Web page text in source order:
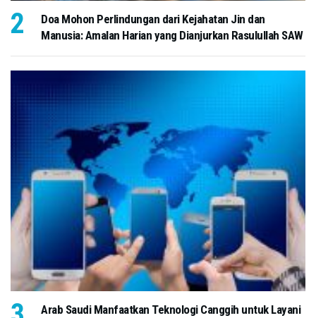
Doa Mohon Perlindungan dari Kejahatan Jin dan
Manusia: Amalan Harian yang Dianjurkan Rasulullah SAW
Arab Saudi Manfaatkan Teknologi Canggih untuk Layani